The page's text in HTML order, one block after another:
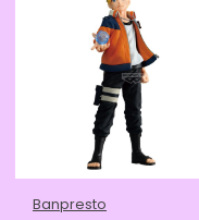
Banpresto